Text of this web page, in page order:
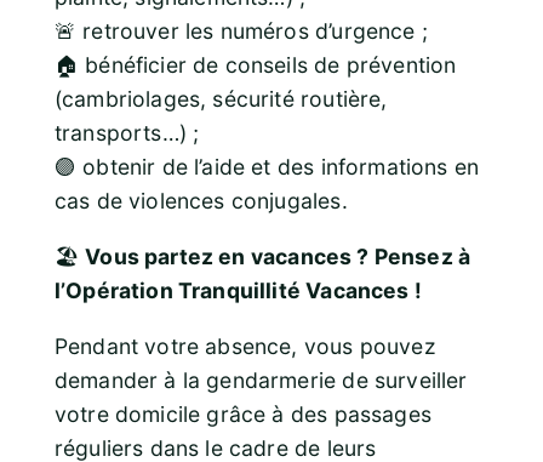
🚨 retrouver les numéros d’urgence ;
🏠 bénéficier de conseils de prévention
(cambriolages, sécurité routière,
transports…) ;
🟣 obtenir de l’aide et des informations en
cas de violences conjugales.
🏖️Vous partez en vacances ? Pensez à
l’Opération Tranquillité Vacances !
Pendant votre absence, vous pouvez
demander à la gendarmerie de surveiller
votre domicile grâce à des passages
réguliers dans le cadre de leurs